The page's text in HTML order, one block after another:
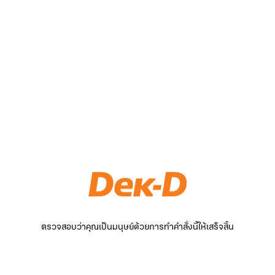
ตรวจสอบว่าคุณเป็นมนุษย์ด้วยการทำคำสั่งนี้ให้เสร็จสิ้น